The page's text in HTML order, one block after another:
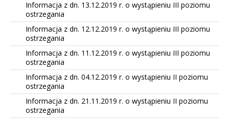
Informacja z dn. 13.12.2019 r. o wystąpieniu III poziomu
ostrzegania
Informacja z dn. 12.12.2019 r. o wystąpieniu III poziomu
ostrzegania
Informacja z dn. 11.12.2019 r. o wystąpieniu III poziomu
ostrzegania
Informacja z dn. 04.12.2019 r. o wystąpieniu II poziomu
ostrzegania
Informacja z dn. 21.11.2019 r. o wystąpieniu II poziomu
ostrzegania